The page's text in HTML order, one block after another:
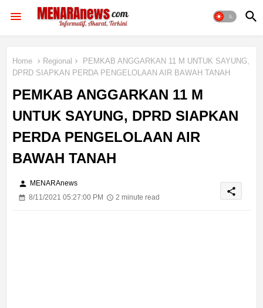
Home Regional
PEMKAB ANGGARKAN 11 M UNTUK SAYUNG,
DPRD SIAPKAN PERDA PENGELOLAAN AIR BAWAH TANAH
PEMKAB ANGGARKAN 11 M
UNTUK SAYUNG, DPRD SIAPKAN
PERDA PENGELOLAAN AIR
BAWAH TANAH
person MENARAnews
8/11/2021 05:27:00 PM
2 minute read
share